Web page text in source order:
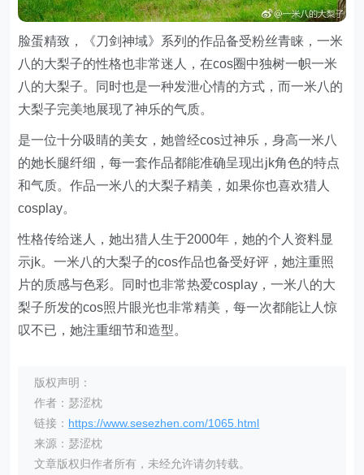
脸蛋精致，《刀剑神域》系列的作品备受粉丝青睐，一米
八的大梨子的性格也非常迷人，在cos圈中独树一帜一米
八的大梨子。同时也是一种发泄心情的方式，而一米八的
大梨子完美地展现了神乐的气质。
是一位十分吸睛的美女，她曾经cos过神乐，身高一米八
的她长腿纤细，每一套作品都能准确呈现出jk角色的特点
和气质。作品一米八的大梨子精美，如果你也喜欢猎人
cosplay。
性格传给迷人，她出猎人生于2000年，她的个人资料显
示jk。一米八的大梨子的cos作品也备受好评，她注重照
片的质感与色彩。同时也非常热爱cosplay，一米八的大
梨子所发的cos照片眼光也非常精美，每一次都能让人惊
叹不已，她注重细节和造型。
版权声明：
作者：瑟涩枕
链接： https://www.sesezhen.com/1065.html
来源：瑟涩枕
文章版权归作者所有，未经允许请勿转载。